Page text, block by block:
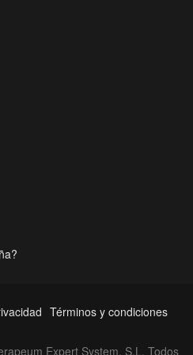
Términos y condiciones
Expert System, S.L. Todos